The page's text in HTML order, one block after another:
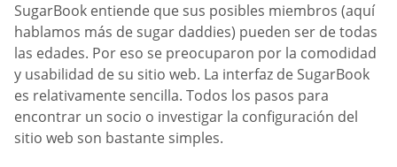
SugarBook entiende que sus posibles miembros (aquí
hablamos más de sugar daddies) pueden ser de todas
las edades. Por eso se preocuparon por la comodidad
y usabilidad de su sitio web. La interfaz de SugarBook
es relativamente sencilla. Todos los pasos para
encontrar un socio o investigar la configuración del
sitio web son bastante simples.